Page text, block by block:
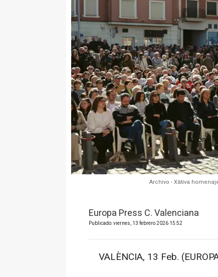
Archivo - Xàtiva
Europa Press C. Valenciana
Publicado: viernes, 13 febrero 2026 15:52
VALÈNCIA, 13 Feb.